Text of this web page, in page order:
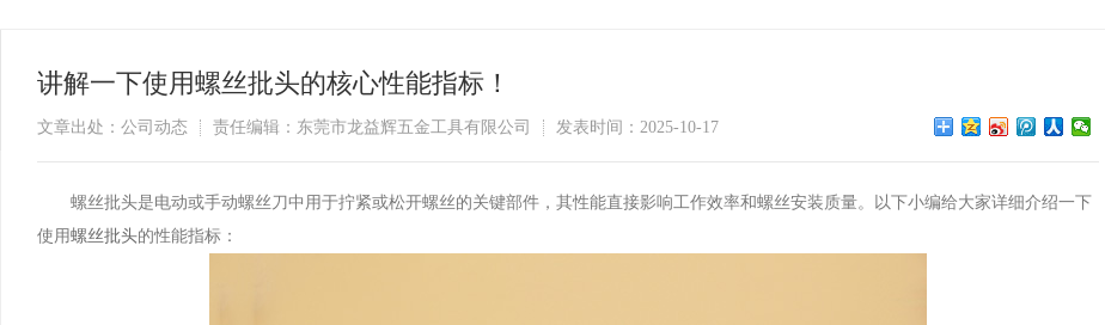
讲解一下使用螺丝批头的核心性能指标！
文章出处：公司动态 责任编辑：东莞市龙益辉五金工具有限公司 发表时间：2025-10-17
​螺丝批头是电动或手动螺丝刀中用于拧紧或松开螺丝的关键部件，其性能直接影响工作效率和螺丝安装质量。以下小编给大家详细介绍一下
使用螺丝批头的性能指标：